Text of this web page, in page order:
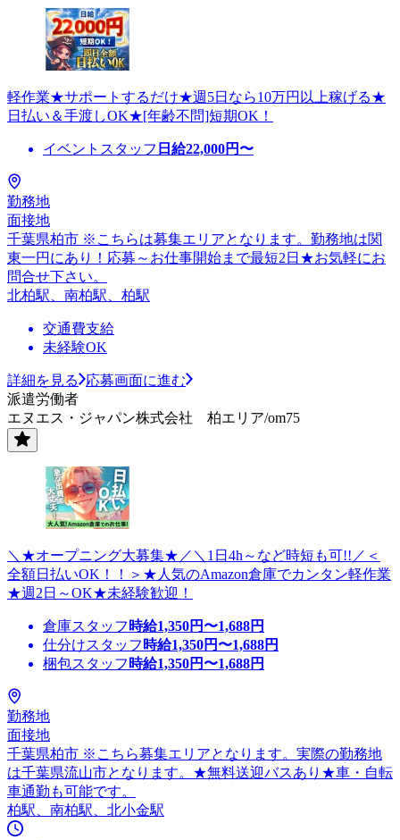
軽作業★サポートするだけ★週5日なら10万円以上稼げる★
日払い＆手渡しOK★[年齢不問]短期OK！
イベントスタッフ 日給22,000円〜
勤務地
面接地
千葉県柏市 ※こちらは募集エリアとなります。勤務地は関
東一円にあり！応募～お仕事開始まで最短2日★お気軽にお
問合せ下さい。
北柏駅、南柏駅、柏駅
交通費支給
未経験OK
詳細を見る
応募画面に進む
派遣労働者
エヌエス・ジャパン株式会社 柏エリア/om75
＼★オープニング大募集★／＼1日4h～など時短も可!!／＜
全額日払いOK！！＞★人気のAmazon倉庫でカンタン軽作業
★週2日～OK★未経験歓迎！
倉庫スタッフ 時給1,350円〜1,688円
仕分けスタッフ 時給1,350円〜1,688円
梱包スタッフ 時給1,350円〜1,688円
勤務地
面接地
千葉県柏市 ※こちら募集エリアとなります。実際の勤務地
は千葉県流山市となります。★無料送迎バスあり★車・自転
車通勤も可能です。
柏駅、南柏駅、北小金駅